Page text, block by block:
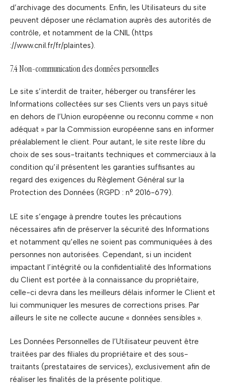
d’archivage des documents. Enfin, les Utilisateurs du site
peuvent déposer une réclamation auprès des autorités de
contrôle, et notamment de la CNIL (https
://www.cnil.fr/fr/plaintes).
7.4 Non-communication des données personnelles
Le site s’interdit de traiter, héberger ou transférer les
Informations collectées sur ses Clients vers un pays situé
en dehors de l’Union européenne ou reconnu comme « non
adéquat » par la Commission européenne sans en informer
préalablement le client. Pour autant, le site reste libre du
choix de ses sous-traitants techniques et commerciaux à la
condition qu’il présentent les garanties suffisantes au
regard des exigences du Règlement Général sur la
Protection des Données (RGPD : n° 2016-679).
LE site s’engage à prendre toutes les précautions
nécessaires afin de préserver la sécurité des Informations
et notamment qu’elles ne soient pas communiquées à des
personnes non autorisées. Cependant, si un incident
impactant l’intégrité ou la confidentialité des Informations
du Client est portée à la connaissance du propriétaire,
celle-ci devra dans les meilleurs délais informer le Client et
lui communiquer les mesures de corrections prises. Par
ailleurs le site ne collecte aucune « données sensibles ».
Les Données Personnelles de l’Utilisateur peuvent être
traitées par des filiales du propriétaire et des sous-
traitants (prestataires de services), exclusivement afin de
réaliser les finalités de la présente politique.